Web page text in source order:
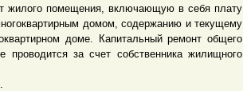
помещения, включающую в себя плату
домом, содержанию и текущему
доме. Капитальный ремонт общего
проводится за счет собственника жилищного